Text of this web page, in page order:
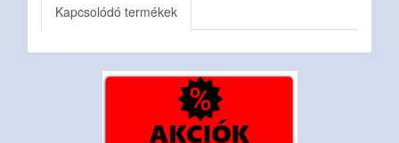
Kapcsolódó termékek